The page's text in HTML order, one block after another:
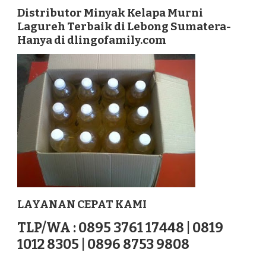
KELAPA
MURNI
LAGUREH
DI
SUMATERA
Distributor Minyak Kelapa Murni
Lagureh Terbaik di Lebong Sumatera-
Hanya di dlingofamily.com
LAYANAN CEPAT KAMI
TLP/WA : 0895 3761 17448 | 0819
1012 8305 | 0896 8753 9808